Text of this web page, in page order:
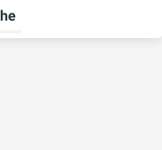
umschalten
für Ratgeber